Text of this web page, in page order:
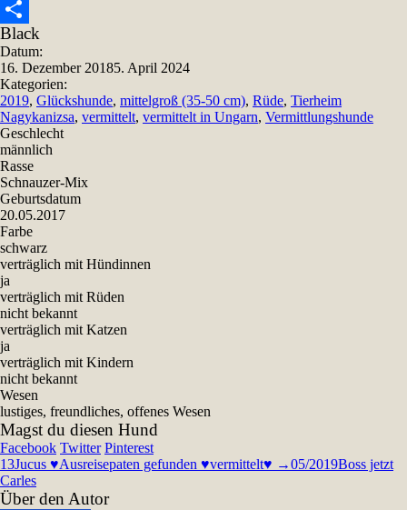
Snapchat
Teilen
Black
Datum:
16. Dezember 20185. April 2024
Kategorien:
2019, Glückshunde, mittelgroß (35-50 cm), Rüde, Tierheim
Nagykanizsa, vermittelt, vermittelt in Ungarn, Vermittlungshunde
Geschlecht
männlich
Rasse
Schnauzer-Mix
Geburtsdatum
20.05.2017
Farbe
schwarz
verträglich mit Hündinnen
ja
verträglich mit Rüden
nicht bekannt
verträglich mit Katzen
ja
verträglich mit Kindern
nicht bekannt
Wesen
lustiges, freundliches, offenes Wesen
Magst du diesen Hund
Facebook Twitter Pinterest
13Jucus ♥Ausreisepaten gefunden ♥vermittelt♥ →05/2019Boss jetzt
Carles
Über den Autor